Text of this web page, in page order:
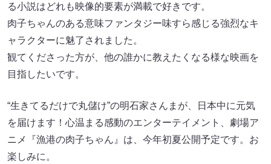
る小説はどれも映像的要素が満載で好きです。
肉子ちゃんのある意味ファンタジー味すら感じる強烈なキ
ャラクターに魅了されました。
観てくださった方が、他の誰かに教えたくなる様な映画を
目指したいです。
“生きてるだけで丸儲け”の明石家さんまが、日本中に元気
を届けます！心温まる感動のエンターテイメント、劇場ア
ニメ『漁港の肉子ちゃん』は、今年初夏公開予定です。お
楽しみに。